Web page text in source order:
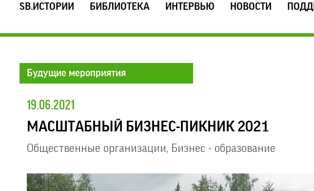
SB.ИСТОРИИ БИБЛИОТЕКА ИНТЕРВЬЮ НОВОСТИ
Будущие мероприятия
19.06.2021
МАСШТАБНЫЙ БИЗНЕС-ПИКНИК 2021
Общественные организации, Бизнес - образование